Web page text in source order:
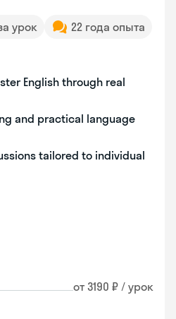
урок
22 года опыта
English through real
and practical language
tailored to individual
от 3190 ₽ / урок